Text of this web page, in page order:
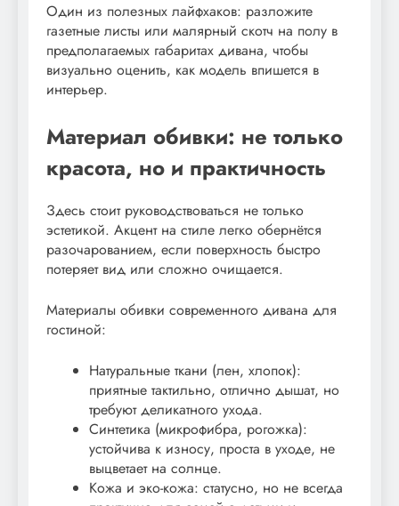
Один из полезных лайфхаков: разложите
газетные листы или малярный скотч на полу в
предполагаемых габаритах дивана, чтобы
визуально оценить, как модель впишется в
интерьер.
Материал обивки: не только
красота, но и практичность
Здесь стоит руководствоваться не только
эстетикой. Акцент на стиле легко обернётся
разочарованием, если поверхность быстро
потеряет вид или сложно очищается.
Материалы обивки современного дивана для
гостиной:
Натуральные ткани (лен, хлопок):
приятные тактильно, отлично дышат, но
требуют деликатного ухода.
Синтетика (микрофибра, рогожка):
устойчива к износу, проста в уходе, не
выцветает на солнце.
Кожа и эко-кожа: статусно, но не всегда